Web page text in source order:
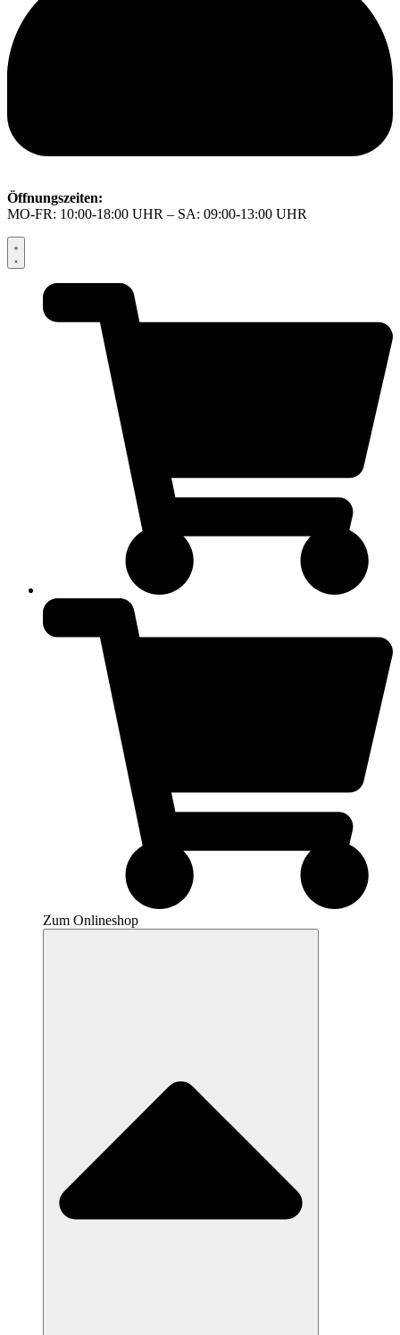
Öffnungszeiten:
MO-FR: 10:00-18:00 UHR – SA: 09:00-13:00 UHR
Zum Onlineshop